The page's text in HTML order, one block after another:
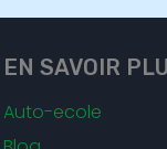
EN SAVOIR
Auto-ecole